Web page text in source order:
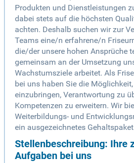
Produkten und Dienstleistungen
dabei stets auf die höchsten
achten. Deshalb suchen wir zur
Teams eine/n erfahrene/n
die/der unsere hohen Ansprüche
gemeinsam an der Umsetzung
Wachstumsziele arbeitet. Als
bei uns haben Sie die
einzubringen, Verantwortung zu
Kompetenzen zu erweitern. Wir
Weiterbildungs- und
ein ausgezeichnetes
Stellenbeschreibung: Ihre
Aufgaben bei uns